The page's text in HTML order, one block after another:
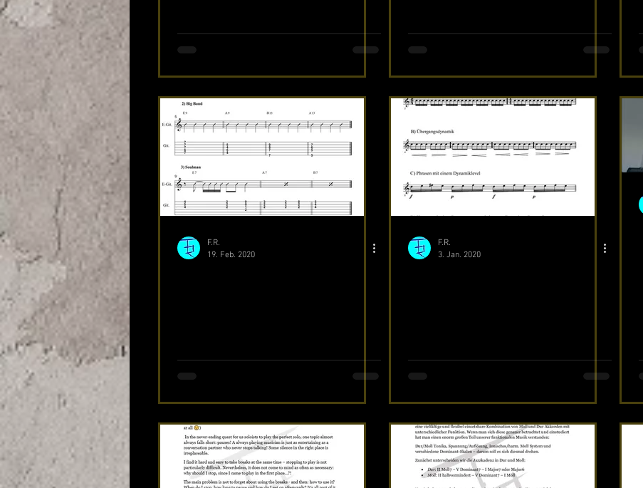
F.R.
19. Feb. 2020
F.R.
3. Jan. 2020